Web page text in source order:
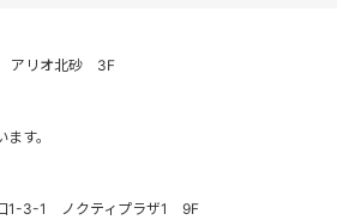
アリオ北砂 3F
す。
1-3-1 ノクティプラザ1 9F